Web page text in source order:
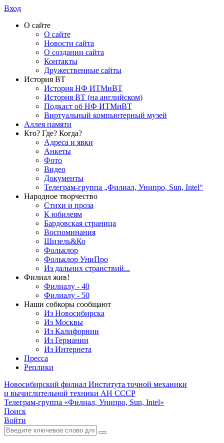
Вход
О сайте
О сайте
Новости сайта
О создании сайта
Контакты
Дружественные сайты
История ВТ
История НФ ИТМиВТ
История ВТ (на английском)
Подкаст об НФ ИТМиВТ
Виртуальный компьютерный музей
Аллея памяти
Кто? Где? Когда?
Адреса и явки
Анкеты
Фото
Видео
Документы
Телеграм-группа „Филиал, Унипро, Sun, Intel“
Народное творчество
Стихи и проза
К юбилеям
Бардовская страница
Воспоминания
Шизель&Ко
Фольклор
Фольклор УниПро
Из дальних странствий...
Филиал жив!
Филиалу - 40
Филиалу - 50
Наши собкоры сообщают
Из Новосибирска
Из Москвы
Из Калифорнии
Из Германии
Из Интернета
Пресса
Реплики
Новосибирский филиал Института точной механики
и вычислительной техники АН СССР
Телеграм-группа «Филиал, Унипро, Sun, Intel»
Поиск
Войти